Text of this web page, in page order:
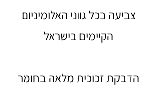
צביעה בכל גווני האלומיניום
הקיימים בישראל
הדבקת זכוכית מלאה בחומר